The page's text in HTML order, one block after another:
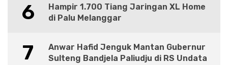
6
Hampir 1.700 Tiang Jaringan XL Home
di Palu Melanggar
7
Anwar Hafid Jenguk Mantan Gubernur
Sulteng Bandjela Paliudju di RS Undata